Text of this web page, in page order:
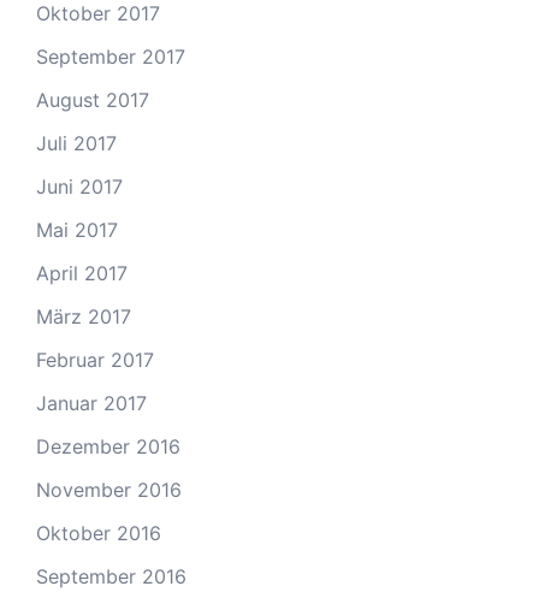
Oktober 2017
September 2017
August 2017
Juli 2017
Juni 2017
Mai 2017
April 2017
März 2017
Februar 2017
Januar 2017
Dezember 2016
November 2016
Oktober 2016
September 2016